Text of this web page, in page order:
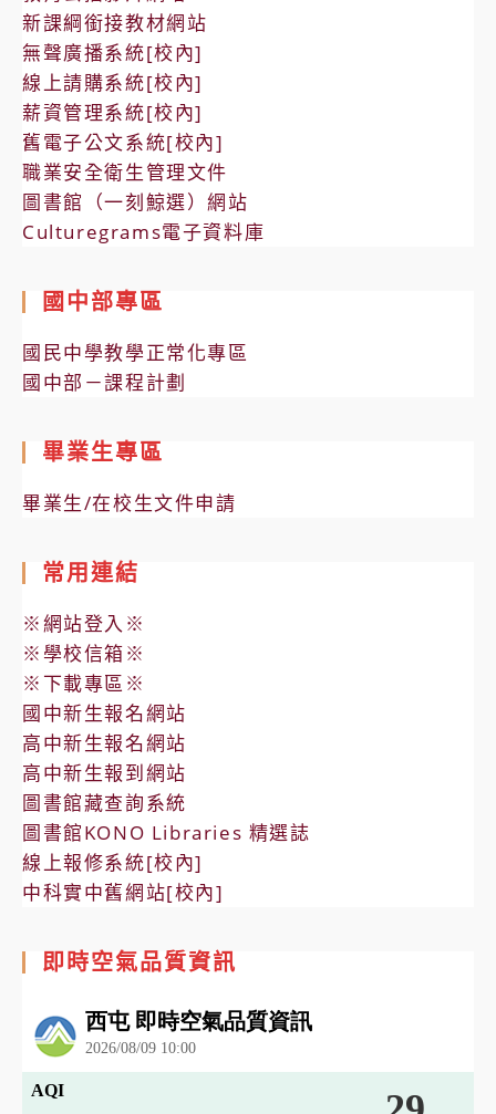
新課綱銜接教材網站
無聲廣播系統[校內]
線上請購系統[校內]
薪資管理系統[校內]
舊電子公文系統[校內]
職業安全衛生管理文件
圖書館（一刻鯨選）網站
Culturegrams電子資料庫
國中部專區
國民中學教學正常化專區
國中部－課程計劃
畢業生專區
畢業生/在校生文件申請
常用連結
※網站登入※
※學校信箱※
※下載專區※
國中新生報名網站
高中新生報名網站
高中新生報到網站
圖書館藏查詢系統
圖書館KONO Libraries 精選誌
線上報修系統[校內]
中科實中舊網站[校內]
即時空氣品質資訊